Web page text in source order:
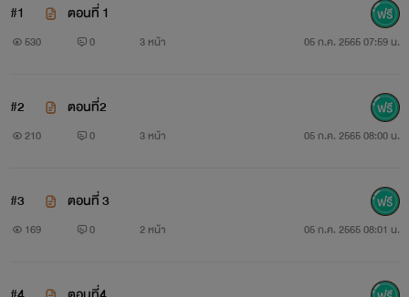
#1 ตอนที่ 1
530 0 3 หน้า 05 ก.ค. 2565 07:59 น.
#2 ตอนที่2
210 0 3 หน้า 05 ก.ค. 2565 08:00 น.
#3 ตอนที่ 3
169 0 2 หน้า 05 ก.ค. 2565 08:01 น.